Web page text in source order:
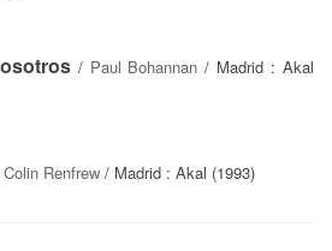
/ Paul Bohannan / Madrid : Akal
Colin Renfrew / Madrid : Akal (1993)